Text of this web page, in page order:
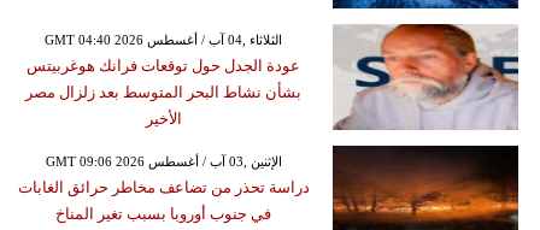
GMT 04:40 2026 الثلاثاء ,04 آب / أغسطس
عودة الجدل حول توقعات فرانك هوغربيتس
بشأن نشاط البحر المتوسط بعد زلزال مصر
الأخير
GMT 09:06 2026 الإثنين ,03 آب / أغسطس
دراسة تحذر من تضاعف مخاطر حرائق الغابات
في جنوب أوروبا بسبب تغير المناخ